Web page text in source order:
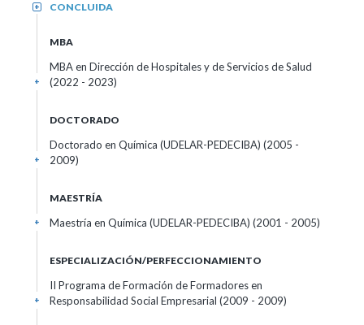
CONCLUIDA
+
MBA
MBA en Dirección de Hospitales y de Servicios de Salud
(2022 - 2023)
+
DOCTORADO
Doctorado en Química (UDELAR-PEDECIBA) (2005 -
2009)
+
MAESTRÍA
Maestría en Química (UDELAR-PEDECIBA) (2001 - 2005)
+
ESPECIALIZACIÓN/PERFECCIONAMIENTO
II Programa de Formación de Formadores en
Responsabilidad Social Empresarial (2009 - 2009)
+